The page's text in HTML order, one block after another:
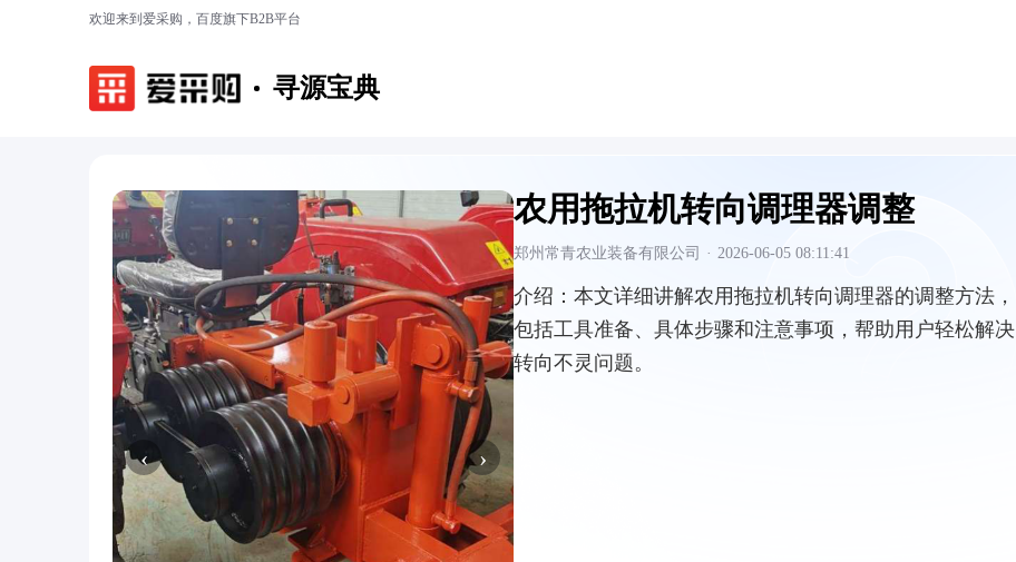
欢迎来到爱采购，百度旗下B2B平台
寻源宝典
‹ ›
农用拖拉机转向调理器调整
郑州常青农业装备有限公司 · 2026-06-05 08:11:41
介绍： 本文详细讲解农用拖拉机转向调理器的调整方法，
包括工具准备、具体步骤和注意事项，帮助用户轻松解决
转向不灵问题。